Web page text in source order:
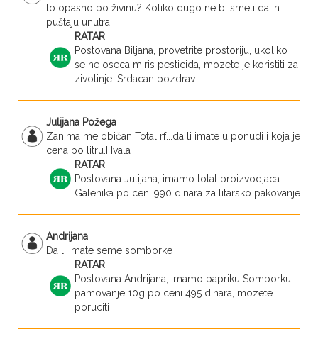
to opasno po živinu? Koliko dugo ne bi smeli da ih
puštaju unutra,
RATAR
Postovana Biljana, provetrite prostoriju, ukoliko
se ne oseca miris pesticida, mozete je koristiti za
zivotinje. Srdacan pozdrav
Julijana Požega
Zanima me običan Total rf...da li imate u ponudi i koja je
cena po litru.Hvala
RATAR
Postovana Julijana, imamo total proizvodjaca
Galenika po ceni 990 dinara za litarsko pakovanje
Andrijana
Da li imate seme somborke
RATAR
Postovana Andrijana, imamo papriku Somborku
pamovanje 10g po ceni 495 dinara, mozete
poruciti